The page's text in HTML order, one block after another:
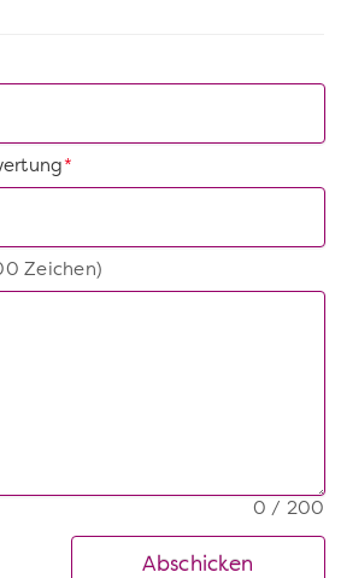
*
Zeichen)
0 / 200
Abschicken